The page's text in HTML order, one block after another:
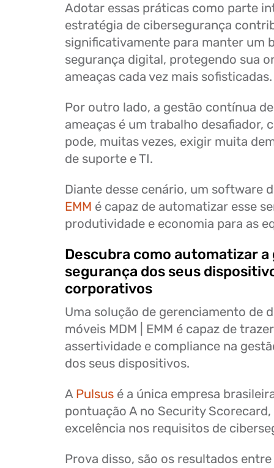
Adotar essas práticas como parte
estratégia de cibersegurança
significativamente para manter um
segurança digital, protegendo sua
ameaças cada vez mais sofisticadas.
Por outro lado, a gestão contínua
ameaças é um trabalho desafiador,
pode, muitas vezes, exigir muita
de suporte e TI.
Diante desse cenário, um software
EMM é capaz de automatizar esse
produtividade e economia para as
Descubra como automatizar a
segurança dos seus
corporativos
Uma solução de gerenciamento de
móveis MDM | EMM é capaz de
assertividade e compliance na
dos seus dispositivos.
A Pulsus é a única empresa
pontuação A no Security
excelência nos requisitos de
Prova disso, são os resultados